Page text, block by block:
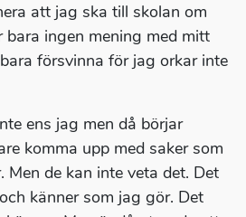
att jag ska till skolan om
bara ingen mening med mitt
försvinna för jag orkar inte
ens jag men då börjar
komma upp med saker som
Men de kan inte veta det. Det
känner som jag gör. Det